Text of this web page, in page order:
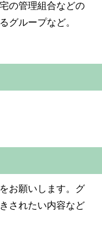
の管理組合などの
グループなど。
お願いします。グ
されたい内容など